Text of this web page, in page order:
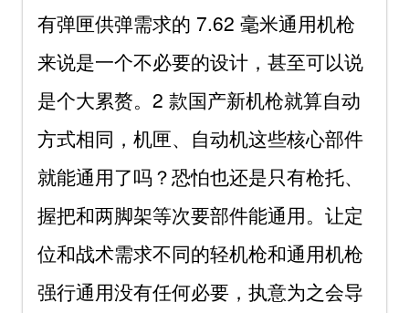
有弹匣供弹需求的 7.62 毫米通用机枪
来说是一个不必要的设计，甚至可以说
是个大累赘。2 款国产新机枪就算自动
方式相同，机匣、自动机这些核心部件
就能通用了吗？恐怕也还是只有枪托、
握把和两脚架等次要部件能通用。让定
位和战术需求不同的轻机枪和通用机枪
强行通用没有任何必要，执意为之会导